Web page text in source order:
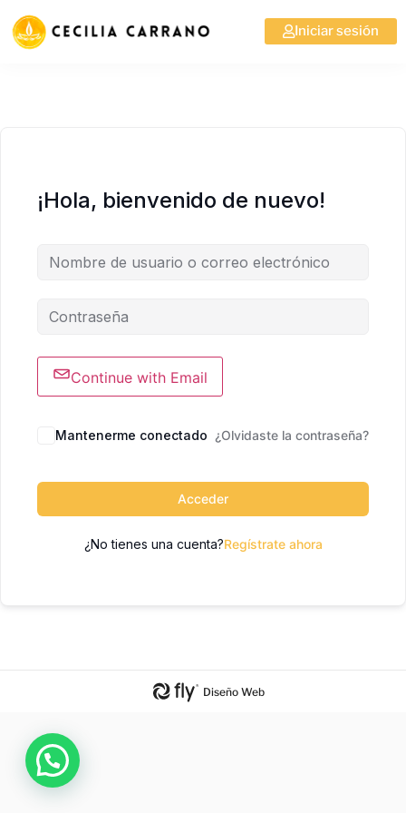
Iniciar sesión
¡Hola, bienvenido de nuevo!
Continue with Email
Mantenerme conectado ¿Olvidaste la contraseña?
Acceder
¿No tienes una cuenta?Regístrate ahora
Diseño Web